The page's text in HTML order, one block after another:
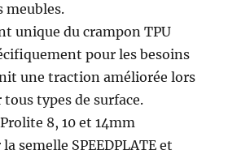
meubles.
unique du crampon TPU
pour les besoins
une traction améliorée lors
tous types de surface.
8, 10 et 14mm
semelle SPEEDPLATE et